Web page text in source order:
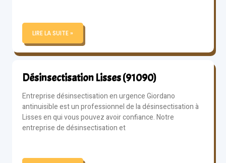
LIRE LA SUITE »
Désinsectisation Lisses (91090)
Entreprise désinsectisation en urgence Giordano
antinuisible est un professionnel de la désinsectisation à
Lisses en qui vous pouvez avoir confiance. Notre
entreprise de désinsectisation et